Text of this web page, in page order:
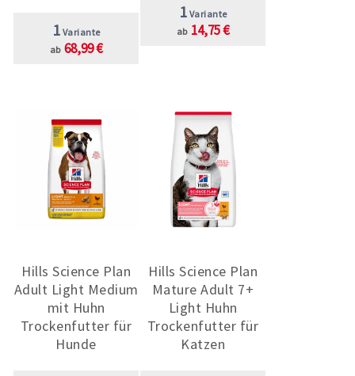
1 Variante
ab 68,99 €
1 Variante
ab 14,75 €
Hills Science Plan
Adult Light Medium
mit Huhn
Trockenfutter für
Hunde
Hills Science Plan
Mature Adult 7+
Light Huhn
Trockenfutter für
Katzen